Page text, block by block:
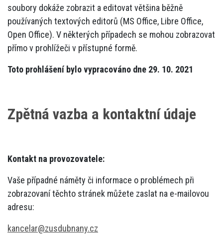
soubory dokáže zobrazit a editovat většina běžně
používaných textových editorů (MS Office, Libre Office,
Open Office). V některých případech se mohou zobrazovat
přímo v prohlížeči v přístupné formě.
Toto prohlášení bylo vypracováno dne 29. 10. 2021
Zpětná vazba a kontaktní údaje
Kontakt na provozovatele:
Vaše případné náměty či informace o problémech při
zobrazovaní těchto stránek můžete zaslat na e-mailovou
adresu:
kancelar@zusdubnany.cz